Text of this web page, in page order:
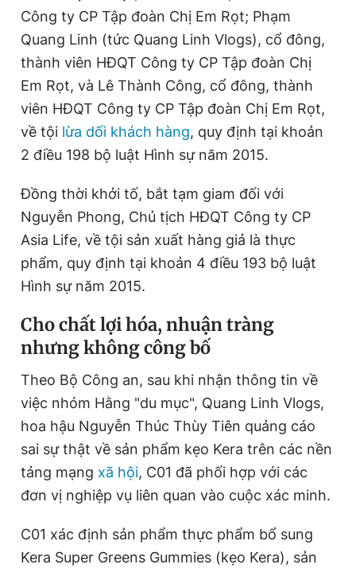
Công ty CP Tập đoàn Chị Em Rọt; Phạm
Quang Linh (tức Quang Linh Vlogs), cổ đông,
thành viên HĐQT Công ty CP Tập đoàn Chị
Em Rọt, và Lê Thành Công, cổ đông, thành
viên HĐQT Công ty CP Tập đoàn Chị Em Rọt,
về tội lừa dối khách hàng, quy định tại khoản
2 điều 198 bộ luật Hình sự năm 2015.
Đồng thời khởi tố, bắt tạm giam đối với
Nguyễn Phong, Chủ tịch HĐQT Công ty CP
Asia Life, về tội sản xuất hàng giả là thực
phẩm, quy định tại khoản 4 điều 193 bộ luật
Hình sự năm 2015.
Cho chất lợi hóa, nhuận tràng
nhưng không công bố
Theo Bộ Công an, sau khi nhận thông tin về
việc nhóm Hằng "du mục", Quang Linh Vlogs,
hoa hậu Nguyễn Thúc Thùy Tiên quảng cáo
sai sự thật về sản phẩm kẹo Kera trên các nền
tảng mạng xã hội, C01 đã phối hợp với các
đơn vị nghiệp vụ liên quan vào cuộc xác minh.
C01 xác định sản phẩm thực phẩm bổ sung
Kera Super Greens Gummies (kẹo Kera), sản